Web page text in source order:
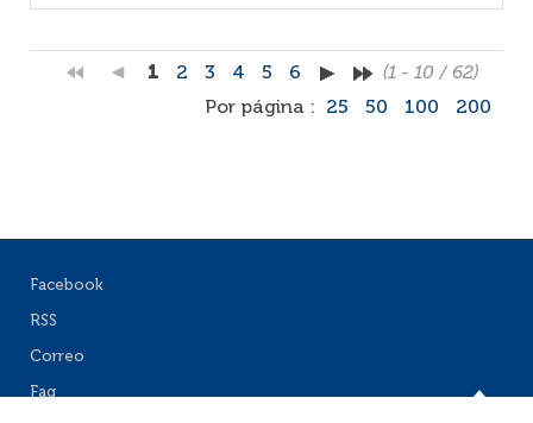
1 2 3 4 5 6
(1 - 10 / 62)
Por página :
25 50 100 200
Facebook
RSS
Correo
Faq